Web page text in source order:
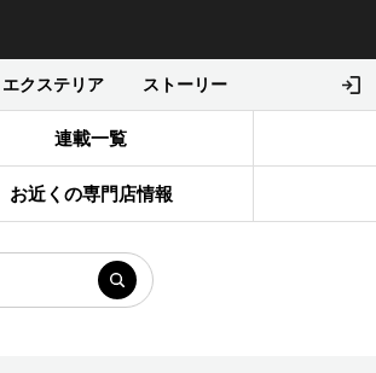
エクステリア ストーリー
連載一覧
お近くの専門店情報